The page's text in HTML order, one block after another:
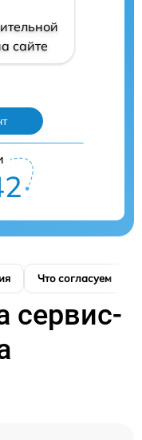
сайте
Что согласуем
сервис-